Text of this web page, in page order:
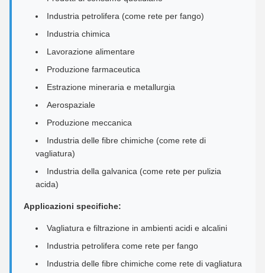
Industria petrolifera (come rete per fango)
Industria chimica
Lavorazione alimentare
Produzione farmaceutica
Estrazione mineraria e metallurgia
Aerospaziale
Produzione meccanica
Industria delle fibre chimiche (come rete di
vagliatura)
Industria della galvanica (come rete per pulizia
acida)
Applicazioni specifiche:
Vagliatura e filtrazione in ambienti acidi e alcalini
Industria petrolifera come rete per fango
Industria delle fibre chimiche come rete di vagliatura